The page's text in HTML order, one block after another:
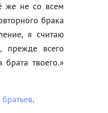
же не со всем
брака
я считаю
прежде всего
твоего.
.